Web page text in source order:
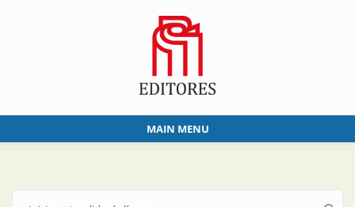
MAIN MENU